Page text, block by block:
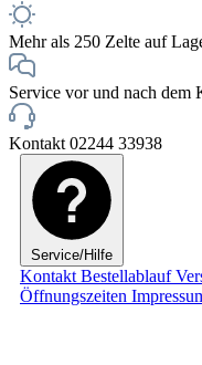
Mehr als 250 Zelte auf
Service vor und nach dem
Kontakt 02244 33938
Service/Hilfe
Kontakt Bestellablauf
Öffnungszeiten